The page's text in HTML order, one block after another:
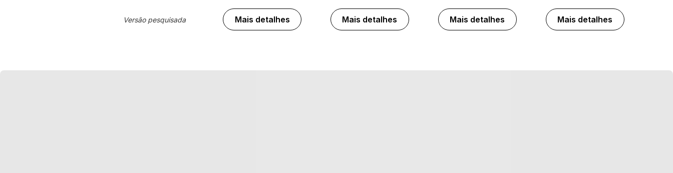
Versão pesquisada Mais detalhes Mais detalhes Mais detalhes Mais detalhes